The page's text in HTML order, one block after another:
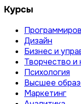
Курсы
Дизайн
Бизнес и
Творчество и
Психология
Высшее
Маркетинг